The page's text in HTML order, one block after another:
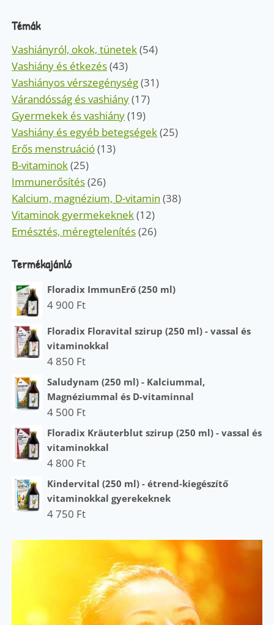
Témák
Vashiányról, okok, tünetek(54)
Vashiány és étkezés(43)
Vashiányos vérszegénység(31)
Várandósság és vashiány(17)
Gyermekek és vashiány(19)
Vashiány és egyéb betegségek(25)
Erős menstruáció(13)
B-vitaminok(25)
Immunerősítés(26)
Kalcium, magnézium, D-vitamin (38)
Vitaminok gyermekeknek(12)
Emésztés, méregtelenítés(26)
Termékajánló
Floradix ImmunErő (250 ml)
4 900 Ft
Floradix Floravital szirup (250 ml) - vassal és
vitaminokkal
4 850 Ft
Saludynam (250 ml) - Kalciummal,
Magnéziummal és D-vitaminnal
4 500 Ft
Floradix Kräuterblut szirup (250 ml) - vassal és
vitaminokkal
4 800 Ft
Kindervital (250 ml) - étrend-kiegészítő
vitaminokkal gyerekeknek
4 750 Ft